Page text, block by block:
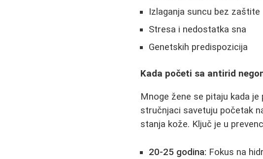
Izlaganja suncu bez zaštite
Stresa i nedostatka sna
Genetskih predispozicija
Kada početi sa antirid
Mnoge žene se pitaju kada
stručnjaci savetuju početak
stanja kože. Ključ je u
20-25 godina: Fokus na